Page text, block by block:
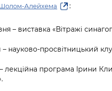
Алейхема :
– виставка «Вітражі
науково-просвітницький
лекційна програма Ірини